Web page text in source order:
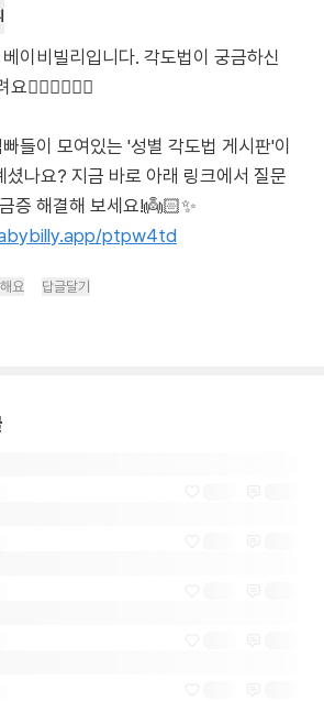
이비빌리입니다. 각도법이 궁금하신
🙋🏻‍♀️🙋🏻‍♂️
들이 모여있는 '성별 각도법 게시판'이
셨나요? 지금 바로 아래 링크에서 질문
증 해결해 보세요!👼🏻✨
ptpw4td
요 답글달기